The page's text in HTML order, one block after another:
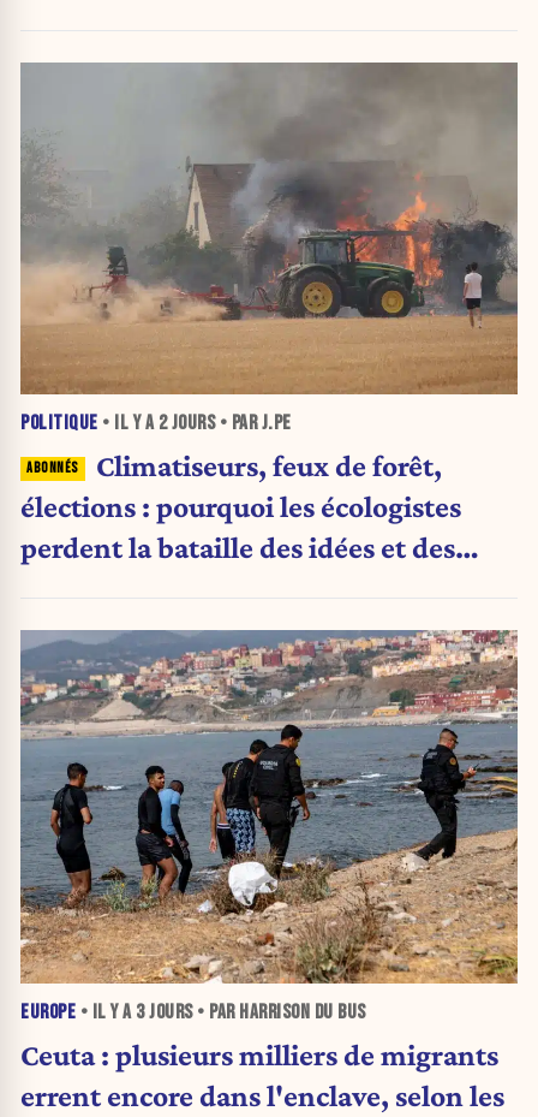
POLITIQUE • IL Y A 2 JOURS• PAR J.PE
Climatiseurs, feux de forêt,
élections : pourquoi les écologistes
perdent la bataille des idées et des
EUROPE • IL Y A 3 JOURS• PAR HARRISON DU BUS
Ceuta : plusieurs milliers de migrants
errent encore dans l'enclave, selon les